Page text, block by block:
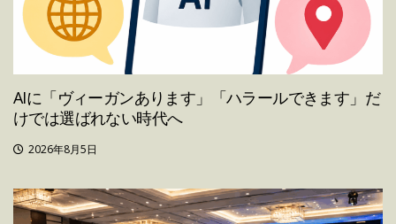
AIに「ヴィーガンあります」「ハラールできます」だ
けでは選ばれない時代へ
2026年8月5日